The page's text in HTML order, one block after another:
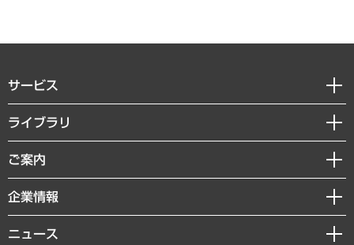
サービス
経営戦略
組織・人事戦略
デジタルイノベーション
共生・ダイバーシティ
ライブラリ
経済調査
レポート
コラム
ご案内
セミナー・イベント情報
MUFGビジネスセミナー
受託案件情報
企業情報
私たちの想い
ニュース